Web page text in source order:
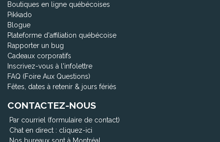
Boutiques en ligne québécoises
Pikkado
Blogue
Plateforme d'affiliation québécoise
Rapporter un bug
Cadeaux corporatifs
Inscrivez-vous à l'infolettre
FAQ (Foire Aux Questions)
Fêtes, dates à retenir & jours fériés
CONTACTEZ-NOUS
Par courriel (formulaire de contact)
Chat en direct : cliquez-ici